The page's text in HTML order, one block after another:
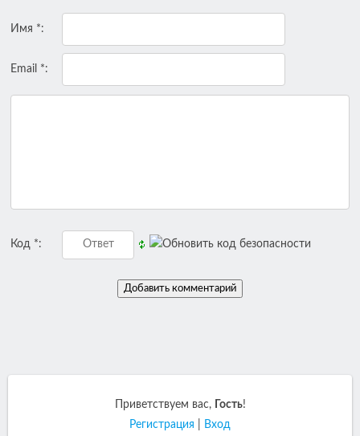
Имя *:
Email *:
Код *:
Приветствуем вас, Гость!
Регистрация
Вход